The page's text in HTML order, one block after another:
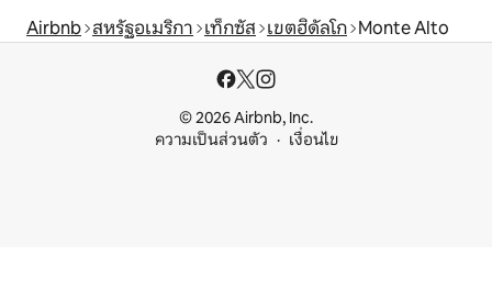
Airbnb สหรัฐอเมริกา เท็กซัส เขตฮิดัลโก Monte Alto
© 2026 Airbnb, Inc.
ความเป็นส่วนตัว
เงื่อนไข